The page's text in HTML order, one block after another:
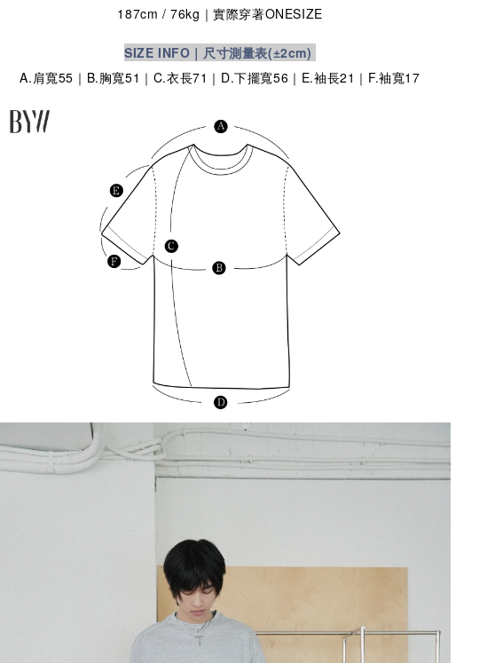
187cm / 76kg｜實際穿著ONESIZE
SIZE INFO｜尺寸測量表(±2cm)
A.肩寬55｜B.胸寬51｜C.衣長71｜D.下擺寬56｜E.袖長21｜F.袖寬17